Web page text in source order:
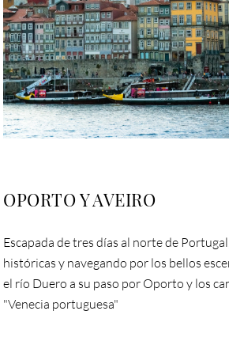
OPORTO Y AVEIRO
Escapada de tres días al norte de
históricas y navegando por los bellos
el río Duero a su paso por Oporto y los
"Venecia portuguesa"